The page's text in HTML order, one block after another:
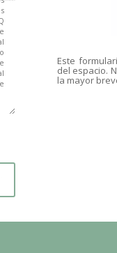
Este
del espacio.
la mayor